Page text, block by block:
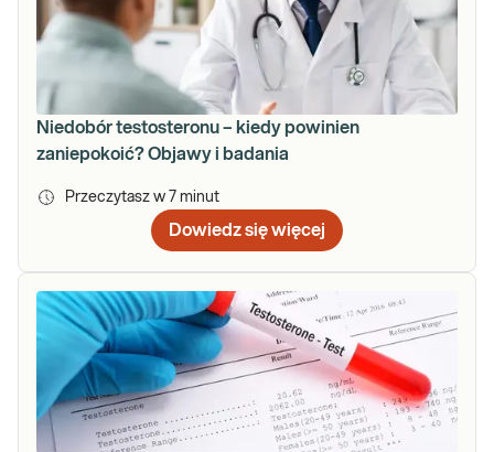
Niedobór testosteronu – kiedy powinien
zaniepokoić? Objawy i badania
Przeczytasz w 7 minut
Dowiedz się więcej